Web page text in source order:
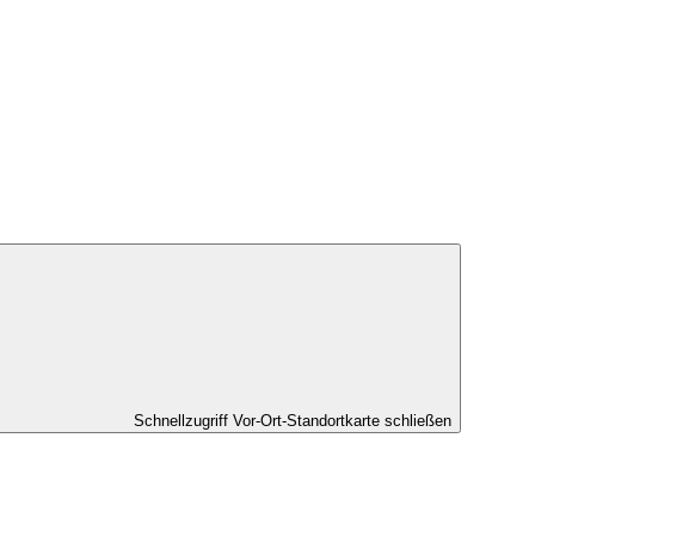
Schnellzugriff Vor-Ort-Standortkarte schließen